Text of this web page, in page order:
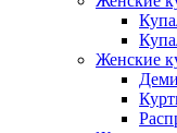
Женские